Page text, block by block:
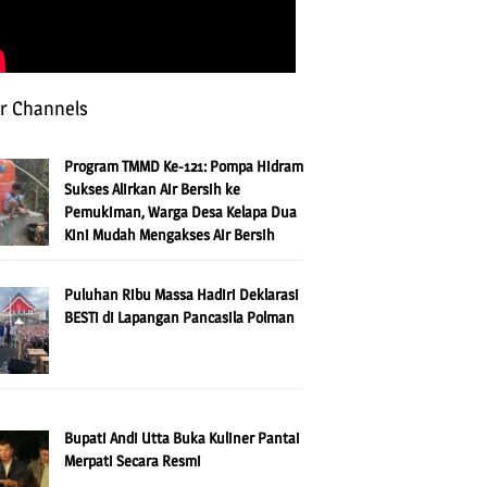
Channels
Program TMMD Ke-121: Pompa Hidram
Sukses Alirkan Air Bersih ke
Pemukiman, Warga Desa Kelapa Dua
Kini Mudah Mengakses Air Bersih
Puluhan Ribu Massa Hadiri Deklarasi
BESTi di Lapangan Pancasila Polman
Bupati Andi Utta Buka Kuliner Pantai
Merpati Secara Resmi